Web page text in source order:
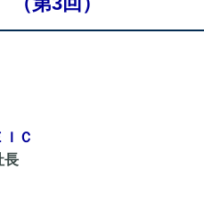
Ｃ
長